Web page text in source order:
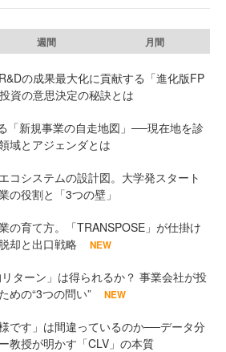
週間 月間
の成果最大化に貢献する「進化版FP
資の意思決定の秘訣とは
「新規事業の自走地図」──現在地を診
域とアジェンダとは
コシステムの設計図。大学発スタート
の役割と「3つの壁」
の育て方。「TRANSPOSE」が仕掛け
却と出口戦略
NEW
ターン」は得られるか？ 事業会社が投
めの“3つの問い”
NEW
です」は間違っているのか──データ分
教授が明かす「CLV」の本質